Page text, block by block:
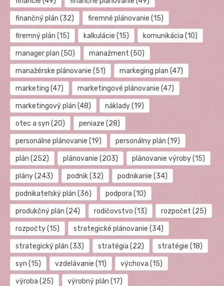
finančný plán (32) firemné plánovanie (15)
firemný plán (15) kalkulácie (15) komunikácia (10)
manager plan (50) manažment (50)
manažérske plánovanie (51) markeging plan (47)
marketing (47) marketingové plánovanie (47)
marketingový plán (48) náklady(19)
otec a syn (20) peniaze (28)
personálne plánovanie (19) personálny plán (19)
plán (252) plánovanie (203) plánovanie výroby(15)
plány(243) podnik(32) podnikanie (34)
podnikateľský plán (36) podpora (10)
produkčný plán (24) rodičovstvo (13) rozpočet (25)
rozpočty(15) strategické plánovanie (34)
strategický plán (33) stratégia (22) stratégie (18)
syn (15) vzdelávanie (11) výchova (15)
výroba (25) výrobný plán (17)